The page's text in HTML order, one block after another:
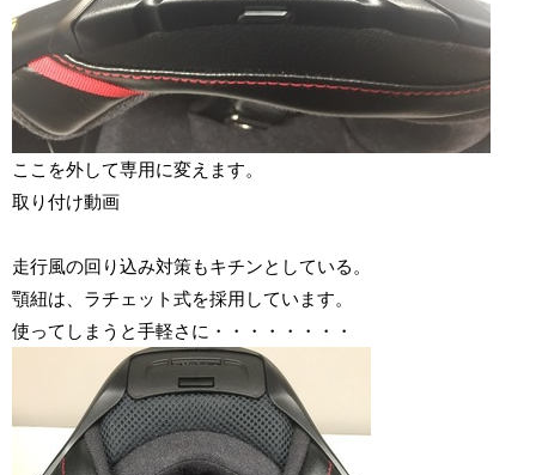
ここを外して専用に変えます。
取り付け動画
走行風の回り込み対策もキチンとしている。
顎紐は、ラチェット式を採用しています。
使ってしまうと手軽さに・・・・・・・・